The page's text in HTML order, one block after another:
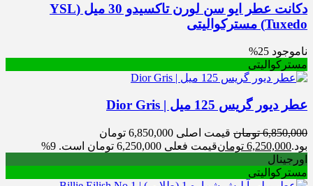
دکانت عطر ایو سن لورن تاکسیدو 30 میل (YSL
Tuxedo) مسترکوالیتی
ناموجود 25%
مسترکوالیتی
عطر دیور گریس 125 میل | Dior Gris
6,850,000 تومان
قیمت اصلی 6,850,000 تومان
بود.6,250,000 تومانقیمت فعلی 6,250,000 تومان است.
9%
اورجینال
مسترکوالیتی